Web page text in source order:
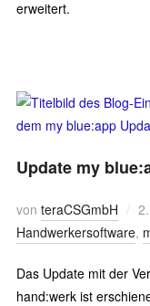
erweitert.
Update my
von teraCSGmbH
Handwerkersoftware,
Das Update mit der
hand:werk ist